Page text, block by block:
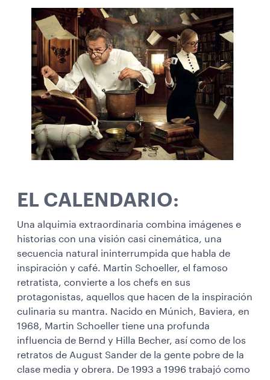
EL CALENDARIO:
Una alquimia extraordinaria combina imágenes e
historias con una visión casi cinemática, una
secuencia natural ininterrumpida que habla de
inspiración y café. Martin Schoeller, el famoso
retratista, convierte a los chefs en sus
protagonistas, aquellos que hacen de la inspiración
culinaria su mantra. Nacido en Múnich, Baviera, en
1968, Martin Schoeller tiene una profunda
influencia de Bernd y Hilla Becher, así como de los
retratos de August Sander de la gente pobre de la
clase media y obrera. De 1993 a 1996 trabajó como